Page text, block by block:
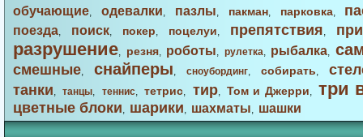
обучающие, одевалки, пазлы, пакман, парковка,
поезда, поиск, покер, поцелуи, препятствия,
разрушение, резня, роботы, рулетка, рыбалка,
смешные, снайперы, сноубординг, собирать,
танки,танцы, теннис,тетрис, тир,Том и Джерри, три
цветные блоки, шарики, шахматы, шашки